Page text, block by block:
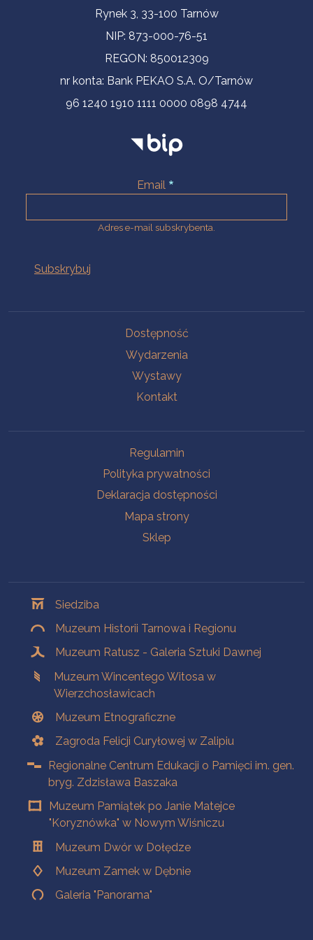
Informacje kontaktoweRynek 3, 33-100 Tarnów
NIP: 873-000-76-51
REGON: 850012309
nr konta: Bank PEKAO S.A. O/Tarnów
96 1240 1910 1111 0000 0898 4744
Email
Adres e-mail subskrybenta.
Dostępność
Wydarzenia
Wystawy
Kontakt
Regulamin
Polityka prywatności
Deklaracja dostępności
Mapa strony
Sklep
Siedziba
Muzeum Historii Tarnowa i Regionu
Muzeum Ratusz - Galeria Sztuki Dawnej
Muzeum Wincentego Witosa w
Wierzchosławicach
Muzeum Etnograficzne
Zagroda Felicji Curyłowej w Zalipiu
Regionalne Centrum Edukacji o Pamięci im. gen.
bryg. Zdzisława Baszaka
Muzeum Pamiątek po Janie Matejce
"Koryznówka" w Nowym Wiśniczu
Muzeum Dwór w Dołędze
Muzeum Zamek w Dębnie
Galeria "Panorama"